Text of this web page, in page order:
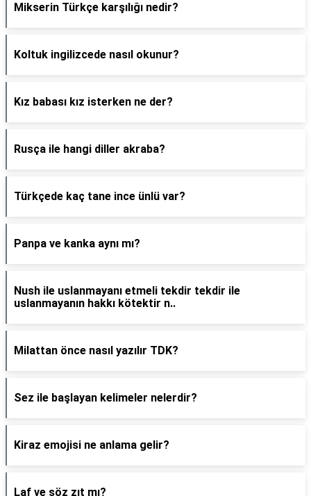
Mikserin Türkçe karşılığı nedir?
Koltuk ingilizcede nasıl okunur?
Kız babası kız isterken ne der?
Rusça ile hangi diller akraba?
Türkçede kaç tane ince ünlü var?
Panpa ve kanka aynı mı?
Nush ile uslanmayanı etmeli tekdir tekdir ile
uslanmayanın hakkı kötektir n..
Milattan önce nasıl yazılır TDK?
Sez ile başlayan kelimeler nelerdir?
Kiraz emojisi ne anlama gelir?
Laf ve söz zıt mı?